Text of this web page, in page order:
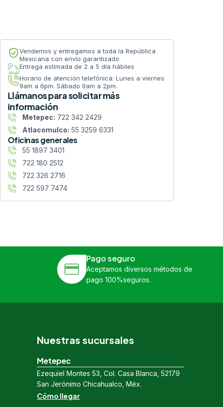
Vendemos y entregamos a toda la República
Mexicana con envío garantizado
Entrega estimada de 2 a 5 día hábiles
Horario de atención telefónica: Lunes a viernes
9am a 6pm. Sábado 9am a 2pm.
Llámanos para solicitar más
información
Metepec: 722 342 2429
Atlacomulco: 55 3259 6331
Oficinas generales
55 1897 3401
722 180 2512
722 326 2716
722 597 7474
Pago seguro
Aceptamos diversos métodos de
pago 100%seguros.
Nuestras sucursales
Metepec
Ezequiel Montes 53, Col. Casa Blanca, 52179
San Jerónimo Chicahualco, Méx.
Cómo llegar